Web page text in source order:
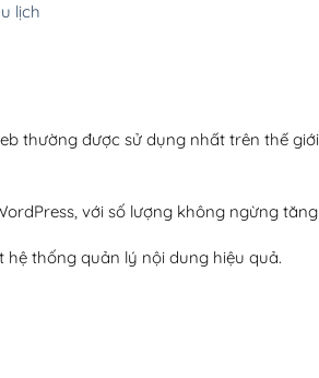
lịch
thường được sử dụng nhất trên thế
với số lượng không ngừng
thống quản lý nội dung hiệu quả.